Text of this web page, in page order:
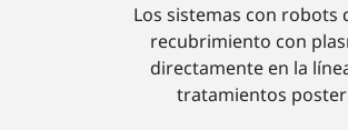
Los sistemas con
recubrimiento con
directamente en la
tratamientos